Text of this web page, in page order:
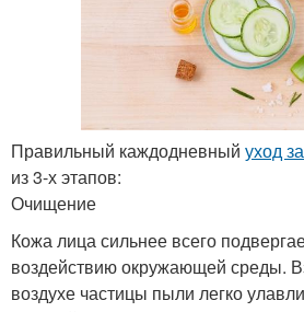
Правильный каждодневный уход
из 3-х этапов:
Очищение
Кожа лица сильнее всего
воздействию окружающей среды.
воздухе частицы пыли легко